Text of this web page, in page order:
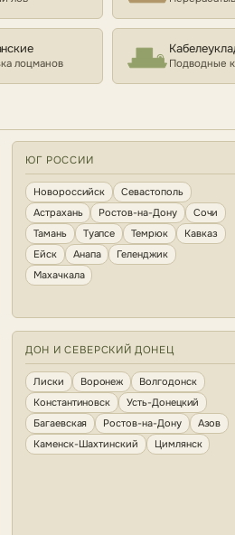
лоцманов Подводные
ЮГ РОССИИ
Новороссийск
Севастополь
Астрахань
Ростов-на-Дону
Сочи
Тамань
Туапсе Темрюк
Кавказ
Ейск
Анапа
Геленджик
Махачкала
ДОН И СЕВЕРСКИЙ ДОНЕЦ
Лиски Воронеж
Волгодонск
Константиновск
Усть-Донецкий
Багаевская
Ростов-на-Дону
Азов
Каменск-Шахтинский
Цимлянск